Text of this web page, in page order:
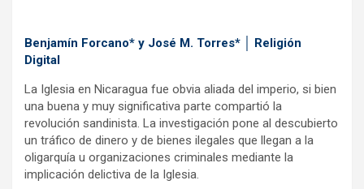
Benjamín Forcano* y José M. Torres* │ Religión
Digital
La Iglesia en Nicaragua fue obvia aliada del imperio, si bien
una buena y muy significativa parte compartió la
revolución sandinista. La investigación pone al descubierto
un tráfico de dinero y de bienes ilegales que llegan a la
oligarquía u organizaciones criminales mediante la
implicación delictiva de la Iglesia.